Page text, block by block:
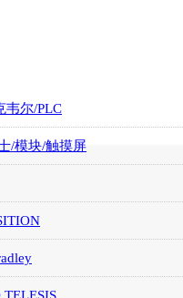
韦尔/PLC
/模块/触摸屏